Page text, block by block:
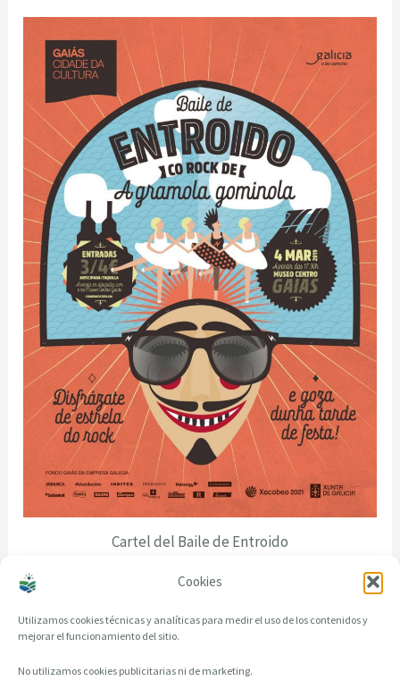
Cookies
Utilizamos cookies técnicas y analíticas para medir el uso de los contenidos y
mejorar el funcionamiento del sitio.
No utilizamos cookies publicitarias ni de marketing.
Cartel del Baile de Entroido